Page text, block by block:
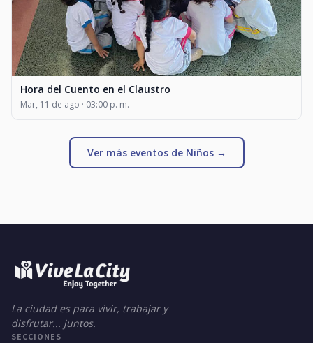
Hora del Cuento en el Claustro
Mar, 11 de ago · 03:00 p. m.
Ver más eventos de Niños →
La ciudad es para vivir, trabajar y
disfrutar... juntos.
SECCIONES